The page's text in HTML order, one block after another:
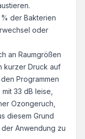
der Bakterien
oder
an Raumgrößen
kurzer Druck auf
Programmen
33 dB leise,
Ozongeruch,
diesem Grund
Anwendung zu